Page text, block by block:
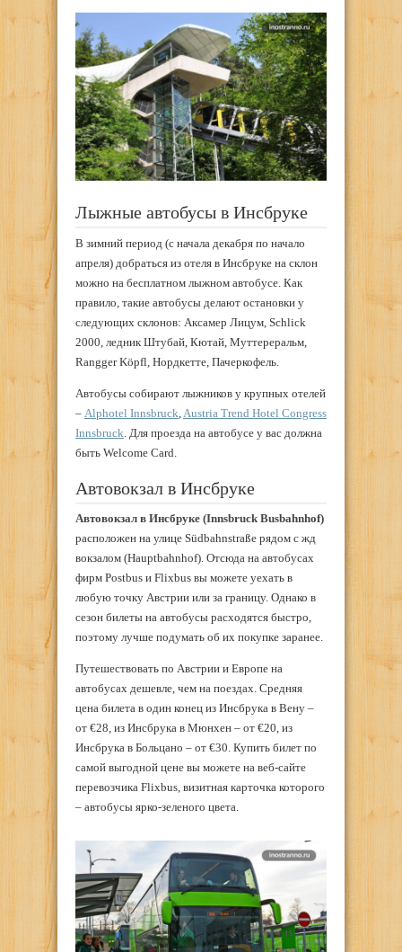
Лыжные автобусы в Инсбруке
В зимний период (с начала декабря по начало
апреля) добраться из отеля в Инсбруке на склон
можно на бесплатном лыжном автобусе. Как
правило, такие автобусы делают остановки у
следующих склонов: Аксамер Лицум, Schlick
2000, ледник Штубай, Кютай, Муттереральм,
Rangger Köpfl, Нордкетте, Пачеркофель.
Автобусы собирают лыжников у крупных отелей
– Alphotel Innsbruck Austria Trend Hotel Congress
Innsbruck . Для проезда на автобусе у вас должна
быть Welcome Card.
Автовокзал в Инсбруке
Автовокзал в Инсбруке (Innsbruck Busbahnhof)
расположен на улице Südbahnstraße рядом с жд
вокзалом (Hauptbahnhof). Отсюда на автобусах
фирм Postbus и Flixbus вы можете уехать в
любую точку Австрии или за границу. Однако в
сезон билеты на автобусы расходятся быстро,
поэтому лучше подумать об их покупке заранее.
Путешествовать по Австрии и Европе на
автобусах дешевле, чем на поездах. Средняя
цена билета в один конец из Инсбрука в Вену –
от €28, из Инсбрука в Мюнхен – от €20, из
Инсбрука в Больцано – от €30. Купить билет по
самой выгодной цене вы можете на веб-сайте
перевозчика Flixbus, визитная карточка которого
– автобусы ярко-зеленого цвета.